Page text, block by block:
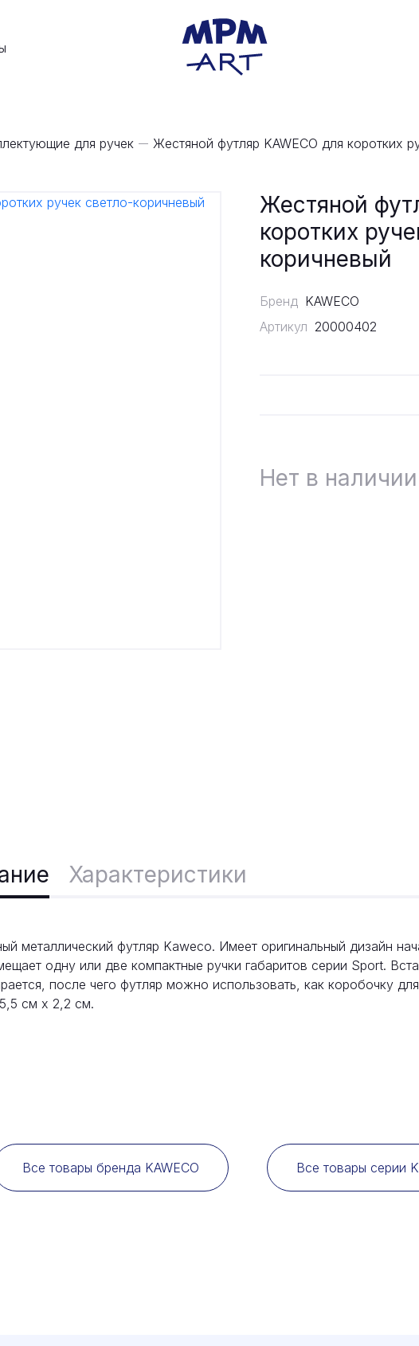
для ручек Жестяной футляр KAWECO для коротких
Жестяной
коротких
коричневый
Бренд KAWECO
Артикул 20000402
Нет в наличии
Характеристики
металлический футляр Kaweco. Имеет оригинальный дизайн
одну или две компактные ручки габаритов серии Sport.
после чего футляр можно использовать, как коробочку
см x 2,2 см.
Все товары бренда KAWECO Все товары серии